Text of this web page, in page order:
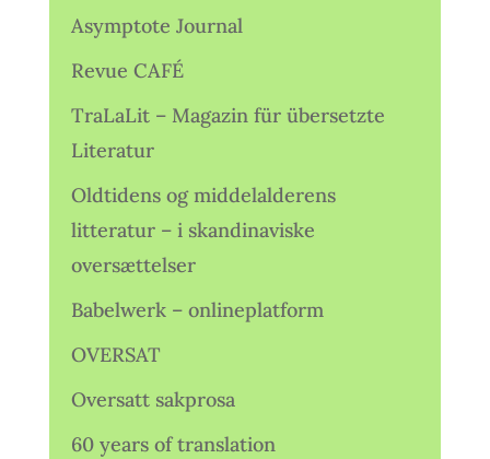
Asymptote Journal
Revue CAFÉ
TraLaLit – Magazin für übersetzte
Literatur
Oldtidens og middelalderens
litteratur – i skandinaviske
oversættelser
Babelwerk – onlineplatform
OVERSAT
Oversatt sakprosa
60 years of translation